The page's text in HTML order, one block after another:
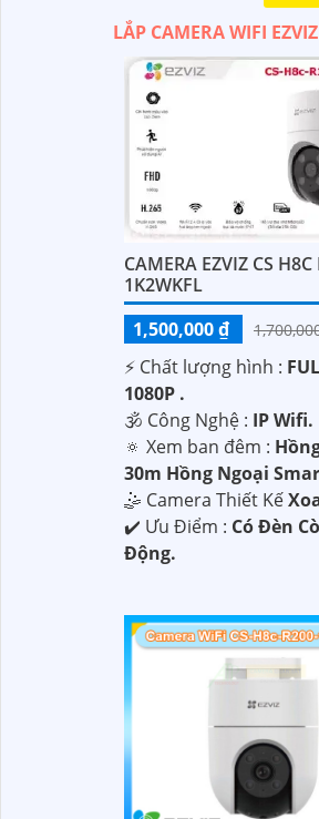
LẮP CAMERA WIFI
CAMERA EZVIZ CS H8C
1K2WKFL
1,500,000 ₫
️⚡ Chất lượng hình :
1080P .
🕉️ Công Nghệ : IP Wifi.
🔅 Xem ban đêm :
30m Hồng Ngoại
🤹 Camera Thiết Kế
️✔️ Ưu Điểm : Có Đèn
Động.